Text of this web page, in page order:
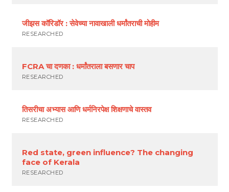
जीझस कॉरिडॉर : सेवेच्या नावाखाली धर्मांतराची मोहीम
RESEARCHED
FCRA चा दणका : धर्मांतराला बसणार चाप
RESEARCHED
तिसरीचा अभ्यास आणि धर्मनिरपेक्ष शिक्षणाचे वास्तव
RESEARCHED
Red state, green influence? The changing
face of Kerala
RESEARCHED